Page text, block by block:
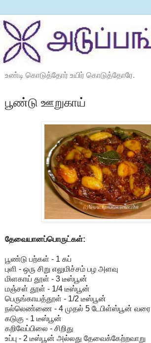
உண்டி கொடுத்தோர் உயிர் கொடுத்தோரே.
பூண்டு ஊறுகாய்
தேவையானப்பொருட்கள்:
பூண்டு பற்கள் - 1 கப்
புளி - ஒரு சிறு எலுமிச்சம் பழ அளவு
மிளகாய் தூள் - 3 டீஸ்பூன்
மஞ்சள் தூள் - 1/4 டீஸ்பூன்
பெருங்காயத்தூள் - 1/2 டீஸ்பூன்
நல்லெண்ணை - 4 முதல் 5 டேபிள்ஸ்பூன் வரை
கடுகு - 1 டீஸ்பூன்
கறிவேப்பிலை - சிறிது
உப்பு - 2 டீஸ்பூன் அல்லது தேவைக்கேற்றவாறு